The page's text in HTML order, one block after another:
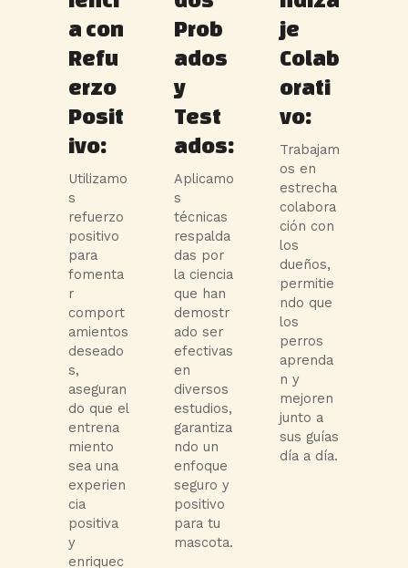
a con
Refu
erzo
Posit
ivo:
Utilizamo
s
refuerzo
positivo
para
fomenta
r
comport
amientos
deseado
s,
aseguran
do que el
entrena
miento
sea una
experien
cia
positiva
y
enriquec
Prob
ados
y
Test
ados:
Aplicamo
s
técnicas
respalda
das por
la ciencia
que han
demostr
ado ser
efectivas
en
diversos
estudios,
garantiza
ndo un
enfoque
seguro y
positivo
para tu
mascota.
je
Colab
orati
vo:
Trabajam
os en
estrecha
colabora
ción con
los
dueños,
permitie
ndo que
los
perros
aprenda
n y
mejoren
junto a
sus guías
día a día.